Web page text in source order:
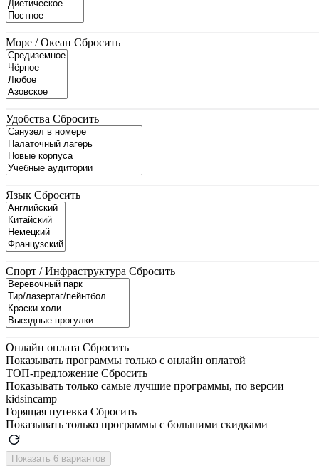
Море / Океан Сбросить
Удобства Сбросить
Язык Сбросить
Спорт / Инфраструктура Сбросить
Онлайн оплата Сбросить
Показывать программы только с онлайн оплатой
ТОП-предложение Сбросить
Показывать только самые лучшие программы, по версии
kidsincamp
Горящая путевка Сбросить
Показывать только программы с большими скидками
Показать 6 вариантов